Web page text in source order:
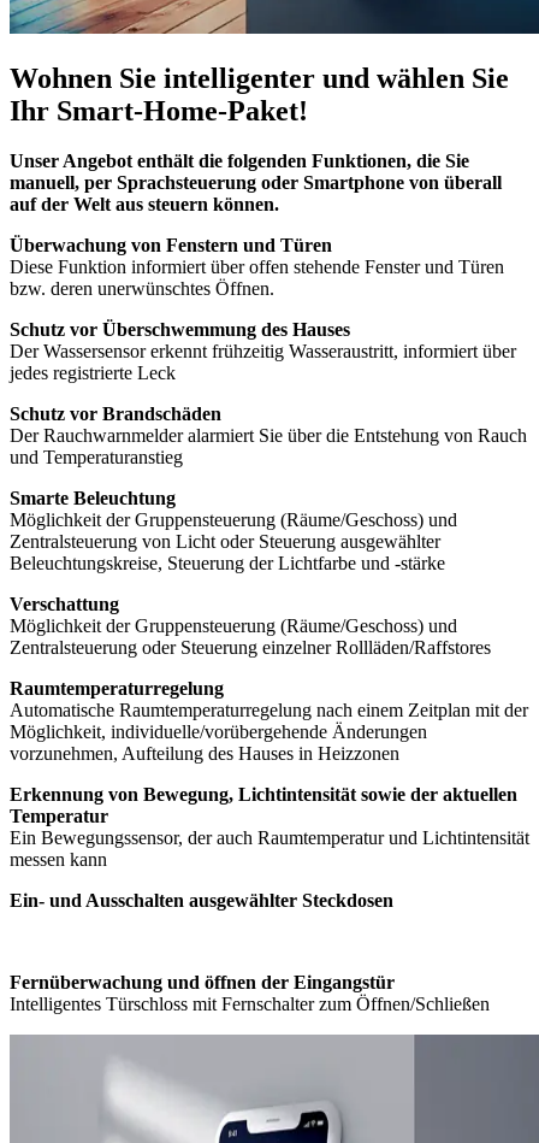
Wohnen Sie intelligenter und wählen Sie
Ihr Smart-Home-Paket!
Unser Angebot enthält die folgenden Funktionen, die Sie
manuell, per Sprachsteuerung oder Smartphone von überall
auf der Welt aus steuern können.
Überwachung von Fenstern und Türen
Diese Funktion informiert über offen stehende Fenster und Türen
bzw. deren unerwünschtes Öffnen.
Schutz vor Überschwemmung des Hauses
Der Wassersensor erkennt frühzeitig Wasseraustritt, informiert über
jedes registrierte Leck
Schutz vor Brandschäden
Der Rauchwarnmelder alarmiert Sie über die Entstehung von Rauch
und Temperaturanstieg
Smarte Beleuchtung
Möglichkeit der Gruppensteuerung (Räume/Geschoss) und
Zentralsteuerung von Licht oder Steuerung ausgewählter
Beleuchtungskreise, Steuerung der Lichtfarbe und -stärke
Verschattung
Möglichkeit der Gruppensteuerung (Räume/Geschoss) und
Zentralsteuerung oder Steuerung einzelner Rollläden/Raffstores
Raumtemperaturregelung
Automatische Raumtemperaturregelung nach einem Zeitplan mit der
Möglichkeit, individuelle/vorübergehende Änderungen
vorzunehmen, Aufteilung des Hauses in Heizzonen
Erkennung von Bewegung, Lichtintensität sowie der aktuellen
Temperatur
Ein Bewegungssensor, der auch Raumtemperatur und Lichtintensität
messen kann
Ein- und Ausschalten ausgewählter Steckdosen
Fernüberwachung und öffnen der Eingangstür
Intelligentes Türschloss mit Fernschalter zum Öffnen/Schließen